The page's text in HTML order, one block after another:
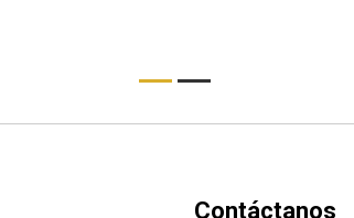
Contáctanos